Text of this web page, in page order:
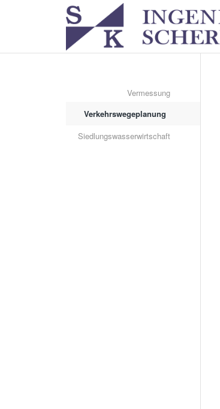
Vermessung
Verkehrswegeplanung
Siedlungswasserwirtschaft